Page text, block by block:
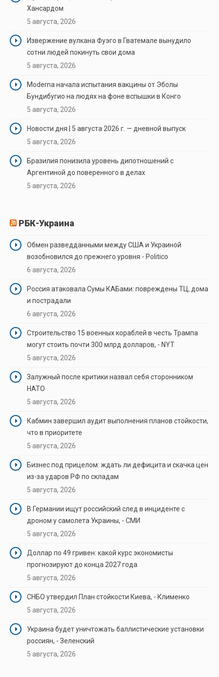
Хансардом
5 августа, 2026
Извержение вулкана Фуэго в Гватемале вынудило
сотни людей покинуть свои дома
5 августа, 2026
Moderna начала испытания вакцины от Эболы
Бундибугио на людях на фоне вспышки в Конго
5 августа, 2026
Новости дня | 5 августа 2026 г. — дневной выпуск
5 августа, 2026
Бразилия понизила уровень дипотношений с
Аргентиной до поверенного в делах
5 августа, 2026
РБК-Украина
Обмен разведданными между США и Украиной
возобновился до прежнего уровня - Politico
6 августа, 2026
Россия атаковала Сумы КАБами: повреждены ТЦ, дома
и пострадали
6 августа, 2026
Строительство 15 военных кораблей в честь Трампа
могут стоить почти 300 млрд долларов, - NYT
5 августа, 2026
Залужный после критики назвал себя сторонником
НАТО
5 августа, 2026
Кабмин завершил аудит выполнения планов стойкости,
что в приоритете
5 августа, 2026
Бизнес под прицелом: ждать ли дефицита и скачка цен
из-за ударов РФ по складам
5 августа, 2026
В Германии ищут российский след в инциденте с
дроном у самолета Украины, - СМИ
5 августа, 2026
Доллар по 49 гривен: какой курс экономисты
прогнозируют до конца 2027 года
5 августа, 2026
СНБО утвердил План стойкости Киева, - Клименко
5 августа, 2026
Украина будет уничтожать баллистические установки
россиян, - Зеленский
5 августа, 2026